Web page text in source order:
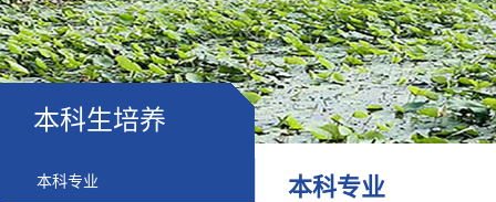
本科生培养
本科专业 本科专业